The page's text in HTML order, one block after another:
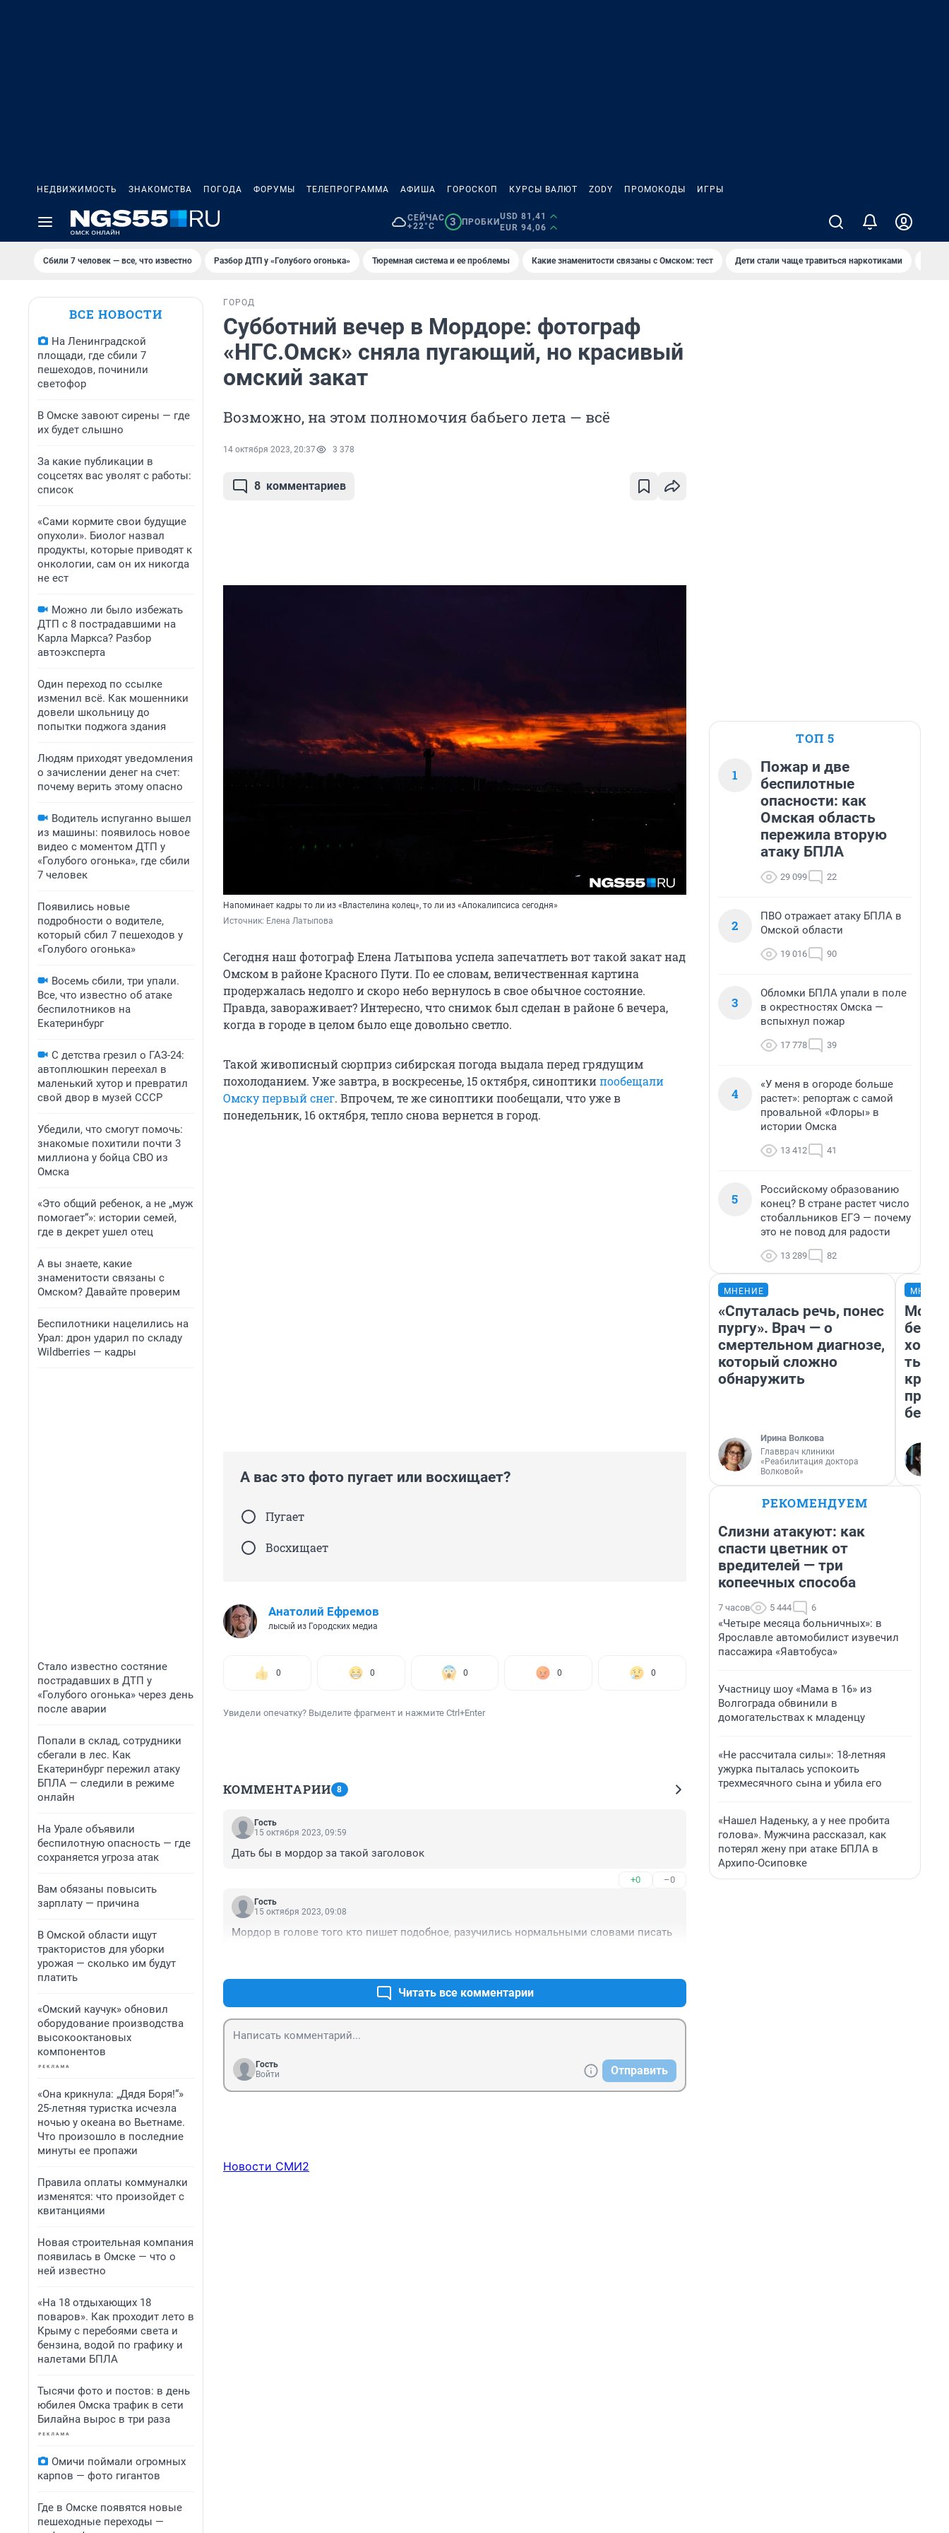
НЕДВИЖИМОСТЬ ЗНАКОМСТВА ПОГОДА ФОРУМЫ ТЕЛЕПРОГРАММА АФИША ГОРОСКОП КУРСЫ ВАЛЮТ ZODY ПРОМОКОДЫ ИГРЫ
СЕЙЧАС
+22°C
3 ПРОБКИ
USD 81,41
EUR 94,06
Сбили 7 человек — все, что известно Разбор ДТП у «Голубого огонька» Тюремная система и ее проблемы Какие знаменитости связаны с Омском: тест Дети стали чаще травиться наркотиками
ВСЕ НОВОСТИ
На Ленинградской
площади, где сбили 7
пешеходов, починили
светофор
В Омске завоют сирены — где
их будет слышно
За какие публикации в
соцсетях вас уволят с работы:
список
«Сами кормите свои будущие
опухоли». Биолог назвал
продукты, которые приводят к
онкологии, сам он их никогда
не ест
Можно ли было избежать
ДТП с 8 пострадавшими на
Карла Маркса? Разбор
автоэксперта
Один переход по ссылке
изменил всё. Как мошенники
довели школьницу до
попытки поджога здания
Людям приходят уведомления
о зачислении денег на счет:
почему верить этому опасно
Водитель испуганно вышел
из машины: появилось новое
видео с моментом ДТП у
«Голубого огонька», где сбили
7 человек
Появились новые
подробности о водителе,
который сбил 7 пешеходов у
«Голубого огонька»
Восемь сбили, три упали.
Все, что известно об атаке
беспилотников на
Екатеринбург
С детства грезил о ГАЗ-24:
автоплюшкин переехал в
маленький хутор и превратил
свой двор в музей СССР
Убедили, что смогут помочь:
знакомые похитили почти 3
миллиона у бойца СВО из
Омска
«Это общий ребенок, а не „муж
помогает“»: истории семей,
где в декрет ушел отец
А вы знаете, какие
знаменитости связаны с
Омском? Давайте проверим
Беспилотники нацелились на
Урал: дрон ударил по складу
Wildberries — кадры
Стало известно состяние
пострадавших в ДТП у
«Голубого огонька» через день
после аварии
Попали в склад, сотрудники
сбегали в лес. Как
Екатеринбург пережил атаку
БПЛА — следили в режиме
онлайн
На Урале объявили
беспилотную опасность — где
сохраняется угроза атак
Вам обязаны повысить
зарплату — причина
В Омской области ищут
трактористов для уборки
урожая — сколько им будут
платить
«Омский каучук» обновил
оборудование производства
высокооктановых
компонентов
«Она крикнула: „Дядя Боря!“»
25-летняя туристка исчезла
ночью у океана во Вьетнаме.
Что произошло в последние
минуты ее пропажи
Правила оплаты коммуналки
изменятся: что произойдет с
квитанциями
Новая строительная компания
появилась в Омске — что о
ней известно
«На 18 отдыхающих 18
поваров». Как проходит лето в
Крыму с перебоями света и
бензина, водой по графику и
налетами БПЛА
Тысячи фото и постов: в день
юбилея Омска трафик в сети
Билайна вырос в три раза
Омичи поймали огромных
карпов — фото гигантов
Где в Омске появятся новые
пешеходные переходы —
ГОРОД
Субботний вечер в Мордоре: фотограф
«НГС.Омск» сняла пугающий, но красивый
омский закат
Возможно, на этом полномочия бабьего лета — всё
14 октября 2023, 20:37 3 378
8 комментариев
Напоминает кадры то ли из «Властелина колец», то ли из «Апокалипсиса сегодня»
Источник: Елена Латыпова
Сегодня наш фотограф Елена Латыпова успела запечатлеть вот такой закат над
Омском в районе Красного Пути. По ее словам, величественная картина
продержалась недолго и скоро небо вернулось в свое обычное состояние.
Правда, завораживает? Интересно, что снимок был сделан в районе 6 вечера,
когда в городе в целом было еще довольно светло.
Такой живописный сюрприз сибирская погода выдала перед грядущим
похолоданием. Уже завтра, в воскресенье, 15 октября, синоптикипообещали
Омску первый снег. Впрочем, те же синоптики пообещали, что уже в
понедельник, 16 октября, тепло снова вернется в город.
А вас это фото пугает или восхищает?
Пугает
Восхищает
Анатолий Ефремов
лысый из Городских медиа
0 0 0 0 0
Увидели опечатку? Выделите фрагмент и нажмите Ctrl+Enter
КОММЕНТАРИИ 8
Гость
15 октября 2023, 09:59
Дать бы в мордор за такой заголовок
+0 –0
Гость
15 октября 2023, 09:08
Мордор в голове того кто пишет подобное, разучились нормальными словами писать
Читать все комментарии
Гость
Войти
Отправить
Новости СМИ2
ТОП 5
1
Пожар и две
беспилотные
опасности: как
Омская область
пережила вторую
атаку БПЛА
29 099 22
2
ПВО отражает атаку БПЛА в
Омской области
19 016 90
3
Обломки БПЛА упали в поле
в окрестностях Омска —
вспыхнул пожар
17 778 39
4
«У меня в огороде больше
растет»: репортаж с самой
провальной «Флоры» в
истории Омска
13 412 41
5
Российскому образованию
конец? В стране растет число
стобалльников ЕГЭ — почему
это не повод для радости
13 289 82
МНЕНИЕ
«Спуталась речь, понес
пургу». Врач — о
смертельном диагнозе,
который сложно
обнаружить
Ирина Волкова
Главврач клиники
«Реабилитация доктора
Волковой»
Мой
РЕКОМЕНДУЕМ
Слизни атакуют: как
спасти цветник от
вредителей — три
копеечных способа
7 часов 5 444 6
«Четыре месяца больничных»: в
Ярославле автомобилист изувечил
пассажира «Яавтобуса»
Участницу шоу «Мама в 16» из
Волгограда обвинили в
домогательствах к младенцу
«Не рассчитала силы»: 18-летняя
ужурка пыталась успокоить
трехмесячного сына и убила его
«Нашел Наденьку, а у нее пробита
голова». Мужчина рассказал, как
потерял жену при атаке БПЛА в
Архипо-Осиповке